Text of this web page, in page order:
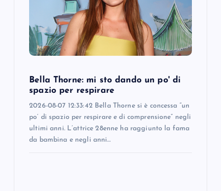
Bella Thorne: mi sto dando un po' di
spazio per respirare
2026-08-07 12:33:42 Bella Thorne si è concessa “un
po’ di spazio per respirare e di comprensione” negli
ultimi anni. L’attrice 28enne ha raggiunto la fama
da bambina e negli anni…